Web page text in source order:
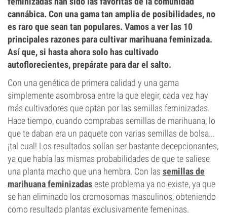
cannábica. Con una gama tan amplia de posibilidades, no
es raro que sean tan populares. Vamos a ver las 10
principales razones para cultivar marihuana feminizada.
Así que, si hasta ahora solo has cultivado
autoflorecientes, prepárate para dar el salto.
Con una genética de primera calidad y una gama
simplemente asombrosa entre la que elegir, cada vez hay
más cultivadores que optan por las semillas feminizadas.
Hace tiempo, cuando comprabas semillas de marihuana, lo
que te daban era un paquete con varias semillas de bolsa...
¡tal cual! Los resultados solían ser bastante decepcionantes,
ya que había las mismas probabilidades de que te saliese
una planta macho que una hembra. Con las semillas de
marihuana feminizadaseste problema ya no existe, ya que
se han eliminado los cromosomas masculinos, obteniendo
como resultado plantas exclusivamente femeninas.